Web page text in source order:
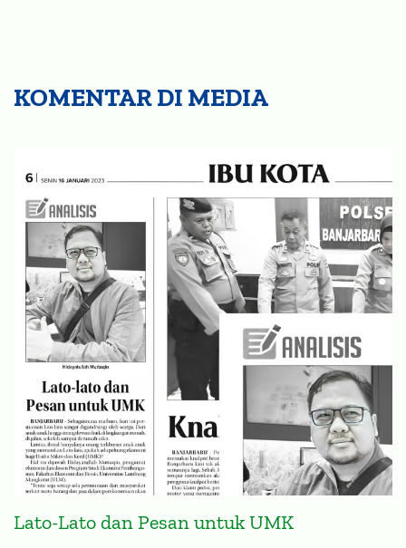
Lato-Lato dan Pesan untuk UMK